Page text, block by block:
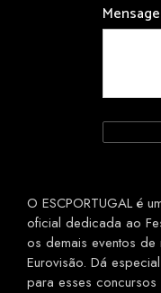
O ESCPORTUGAL é
oficial dedicada ao
os demais eventos
Eurovisão. Dá
para esses concursos